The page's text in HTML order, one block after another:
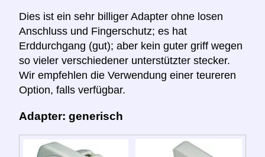
Dies ist ein sehr billiger Adapter ohne losen
Anschluss und Fingerschutz; es hat
Erddurchgang (gut); aber kein guter griff wegen
so vieler verschiedener unterstützter stecker.
Wir empfehlen die Verwendung einer teureren
Option, falls verfügbar.
Adapter: generisch